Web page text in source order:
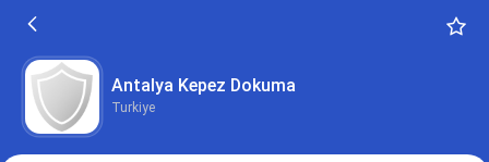
Antalya Kepez Dokuma
Turkiye